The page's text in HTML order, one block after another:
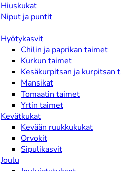
Hiuskukat
Niput ja puntit
Hyötykasvit
Chilin ja paprikan taimet
Kurkun taimet
Kesäkurpitsan ja kurpitsan
Mansikat
Tomaatin taimet
Yrtin taimet
Kevätkukat
Kevään ruukkukukat
Orvokit
Sipulikasvit
Joulu